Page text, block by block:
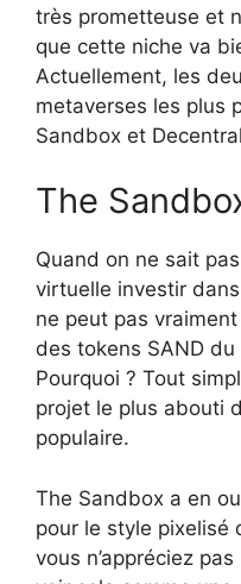
très prometteuse et
que cette niche va
Actuellement, les
metaverses les plus
Sandbox et
The
Quand on ne sait
virtuelle investir
ne peut pas
des tokens SAND
Pourquoi ? Tout
projet le plus abouti
populaire.
The Sandbox a en
pour le style pixelisé
vous n’appréciez